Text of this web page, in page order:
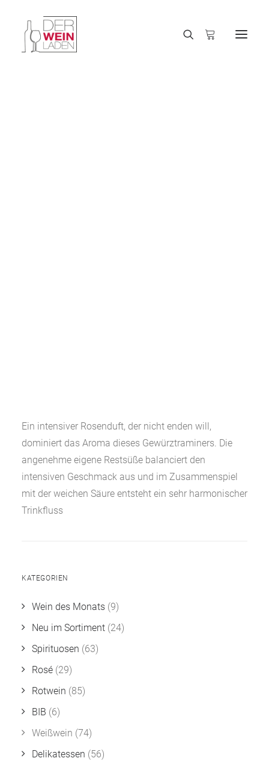
Ein intensiver Rosenduft, der nicht enden will,
dominiert das Aroma dieses Gewürztraminers. Die
angenehme eigene Restsüße balanciert den
intensiven Geschmack aus und im Zusammenspiel
mit der weichen Säure entsteht ein sehr harmonischer
Trinkfluss
KATEGORIEN
Wein des Monats (9)
Neu im Sortiment (24)
Spirituosen (63)
Rosé (29)
Rotwein (85)
BIB (6)
Weißwein (74)
Delikatessen (56)